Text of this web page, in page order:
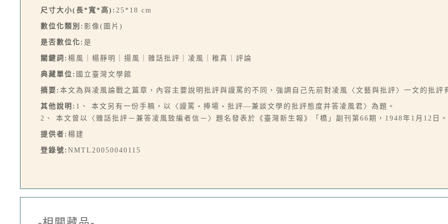
尺寸大小(長*寬*高): 25*18 cm
數位化類別: 影像(圖片)
是否數位化: 是
關鍵詞: 楊風｜楊靜明｜揚風｜雜話批評｜凌風｜稚真｜評論
典藏單位: 國立臺灣文學館
摘要: 本文為與凌風論戰之篇章，內容主要說明批評與謾罵的不同，強調自己先前對凌風〈文藝與批評〉一文的批評
其他說明: 1、 本文另有一份手稿，以〈謾罵‧捧場‧批評—兼談文學的批評態度并答凌風君〉為題。
2、 本文曾以〈雜話批評－兼答凌風致編者信－〉題名發表於《臺灣新生報》「橋」副刊第66期，1948年1月12日。
提供者: 楊建
登錄號: NMTL20050040115